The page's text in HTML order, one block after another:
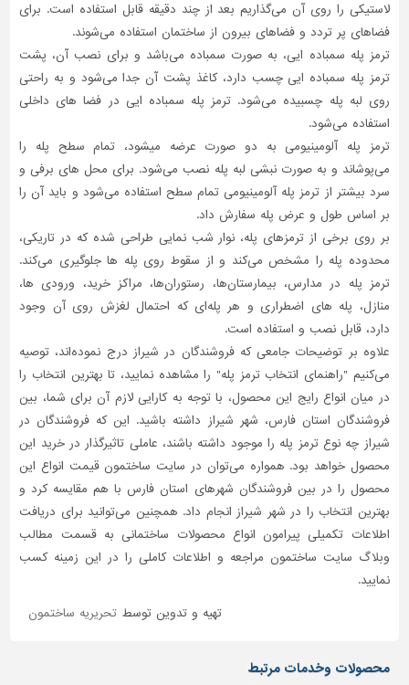
لاستیکی را روی آن می‌گذاریم بعد از چند دقیقه قابل استفاده است. برای
فضاهای پر تردد و فضاهای بیرون از ساختمان استفاده می‌شوند.
ترمز پله سمباده ایی، به صورت سمباده می‌باشد و برای نصب آن، پشت
ترمز پله سمباده ایی چسب دارد، کاغذ پشت آن جدا می‌شود و به راحتی
روی لبه پله چسبیده می‌شود. ترمز پله سمباده ایی در فضا های داخلی
استفاده می‌شود.
ترمز پله آلومینیومی به دو صورت عرضه میشود، تمام سطح پله را
می‌پوشاند و به صورت نبشی لبه پله نصب می‌شود. برای محل های برفی و
سرد بیشتر از ترمز پله آلومینیومی تمام سطح استفاده می‌شود و باید آن را
بر اساس طول و عرض پله سفارش داد.
بر روی برخی از ترمزهای پله، نوار شب نمایی طراحی شده که در تاریکی،
محدوده پله را مشخص می‌کند و از سقوط روی پله ها جلوگیری می‌کند.
ترمز پله در مدارس، بیمارستان‌ها، رستوران‌ها، مراکز خرید، ورودی ها،
منازل، پله های اضطراری و هر پله‌ای که احتمال لغزش روی آن وجود
دارد، قابل نصب و استفاده است.
علاوه بر توضیحات جامعی که فروشندگان در شیراز درج نموده‌اند، توصیه
می‌کنیم "راهنمای انتخاب ترمز پله" را مشاهده نمایید، تا بهترین انتخاب را
در میان انواع رایج این محصول، با توجه به کارایی لازم آن برای شما، بین
فروشندگان استان فارس، شهر شیراز داشته باشید. این که فروشندگان در
شیراز چه نوع ترمز پله را موجود داشته باشند، عاملی تاثیر‌گذار در خرید این
محصول خواهد بود. همواره می‌توان در سایت ساختمون قیمت انواع این
محصول را در بین فروشندگان شهرهای استان فارس با هم مقایسه کرد و
بهترین انتخاب را در شهر شیراز انجام داد. همچنین می‌توانید برای دریافت
اطلاعات تکمیلی پیرامون انواع محصولات ساختمانی به قسمت مطالب
وبلاگ سایت ساختمون مراجعه و اطلاعات کاملی را در این زمینه کسب
نمایید.
تهیه و تدوین توسط تحریریه ساختمون
محصولات وخدمات مرتبط